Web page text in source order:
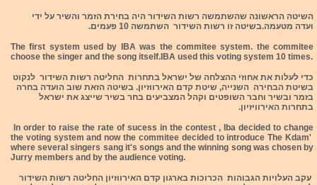
השיטה הראשונה שהשתמשה רשות השידור היה בחירת הזמר והשיר על ידי
ועדה מטעמה.בשיטה זו רשות השידור השתמשה 10 פעמים.
The first system used by IBA was the commitee system. the commitee
choose the singer and the song itself.IBA used this voting system 10 times.
כדי לעלות את אחוזי ההצלחה של ישראל בתחרות החליטה רשות השידור לנקוט
בשיטת הבחירה השנייה, שיטת קדם האירווזיון. בשיטה הזאת שוב הועדה בחרה
בזמר ובשיר וחבר השופטים וקהל המצביעים בחר בשיר שייצג את ישראל
בתחרות האירוויזיון.
In order to raise the rate of sucess in the contest , Iba decided to change
the voting system and now the commitee decided to introduce The Kdam'
where several singers sang it's songs and the winning song was chosen by
Jurry members and by the audience voting.
עקב העלויות הגבוהות הכרוכות בארגון קדם האירווזיון החליטה רשות השידור